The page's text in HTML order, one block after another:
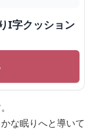
I字クッション
な眠りへと導いて